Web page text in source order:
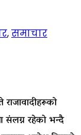
,समाचार
संलग्न रहेको भन्दै